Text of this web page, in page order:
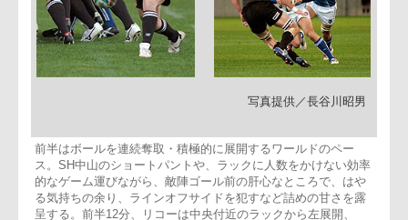
写真提供／長谷川昭男
前半はボールを連続奪取・積極的に展開するワールドのペー